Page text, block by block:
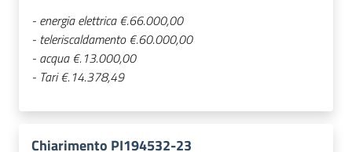
- energia elettrica €.66.000,00
- teleriscaldamento €.60.000,00
- acqua €.13.000,00
- Tari €.14.378,49
Chiarimento PI194532-23